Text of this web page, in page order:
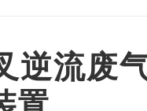
逆流废